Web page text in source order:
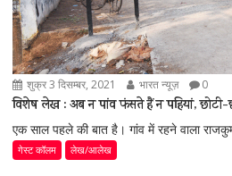
शुक्र 3 दिसम्बर, 2021 भारत न्यूज़ 0
विशेष लेख : अब न पांव फंसते हैं न पहियां, छोटी-
एक साल पहले की बात है। गांव में रहने वाला
गेस्ट कॉलम लेख/आलेख